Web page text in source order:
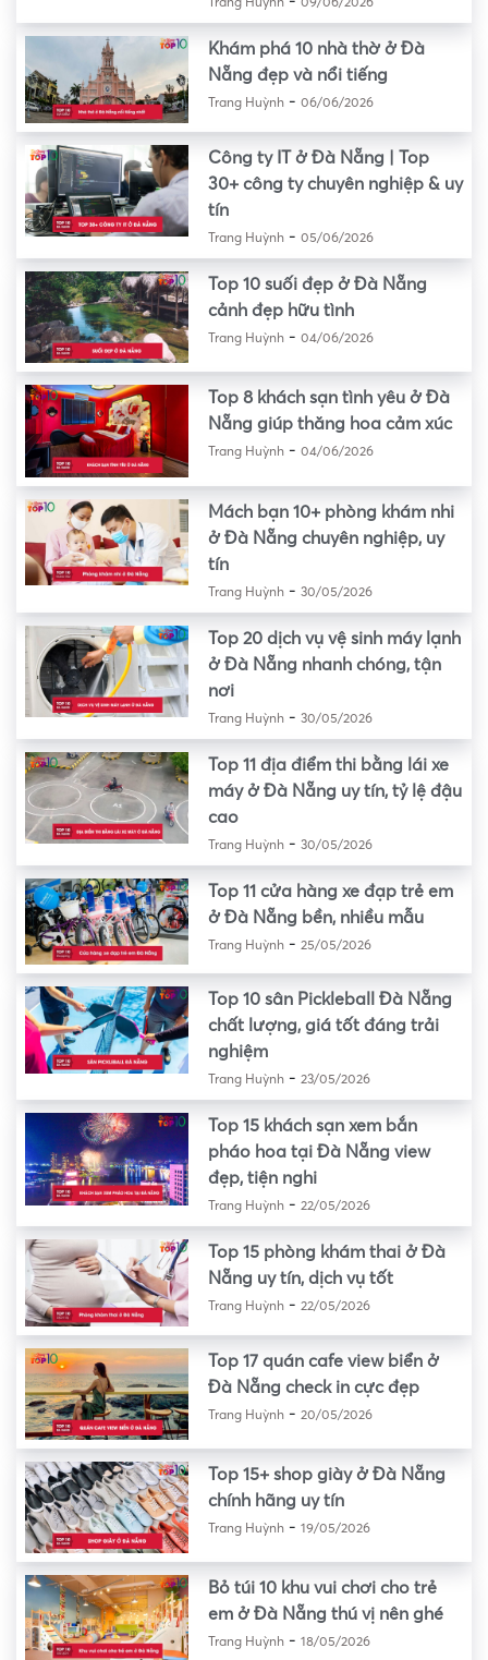
Trang Huỳnh 09/06/2026
Khám phá 10 nhà thờ ở Đà
Nẵng đẹp và nổi tiếng
Trang Huỳnh- 06/06/2026
Công ty IT ở Đà Nẵng | Top
30+ công ty chuyên nghiệp & uy
tín
Trang Huỳnh- 05/06/2026
Top 10 suối đẹp ở Đà Nẵng
cảnh đẹp hữu tình
Trang Huỳnh- 04/06/2026
Top 8 khách sạn tình yêu ở Đà
Nẵng giúp thăng hoa cảm xúc
Trang Huỳnh- 04/06/2026
Mách bạn 10+ phòng khám nhi
ở Đà Nẵng chuyên nghiệp, uy
tín
Trang Huỳnh- 30/05/2026
Top 20 dịch vụ vệ sinh máy lạnh
ở Đà Nẵng nhanh chóng, tận
nơi
Trang Huỳnh- 30/05/2026
Top 11 địa điểm thi bằng lái xe
máy ở Đà Nẵng uy tín, tỷ lệ đậu
cao
Trang Huỳnh- 30/05/2026
Top 11 cửa hàng xe đạp trẻ em
ở Đà Nẵng bền, nhiều mẫu
Trang Huỳnh- 25/05/2026
Top 10 sân Pickleball Đà Nẵng
chất lượng, giá tốt đáng trải
nghiệm
Trang Huỳnh- 23/05/2026
Top 15 khách sạn xem bắn
pháo hoa tại Đà Nẵng view
đẹp, tiện nghi
Trang Huỳnh- 22/05/2026
Top 15 phòng khám thai ở Đà
Nẵng uy tín, dịch vụ tốt
Trang Huỳnh- 22/05/2026
Top 17 quán cafe view biển ở
Đà Nẵng check in cực đẹp
Trang Huỳnh- 20/05/2026
Top 15+ shop giày ở Đà Nẵng
chính hãng uy tín
Trang Huỳnh- 19/05/2026
Bỏ túi 10 khu vui chơi cho trẻ
em ở Đà Nẵng thú vị nên ghé
Trang Huỳnh- 18/05/2026